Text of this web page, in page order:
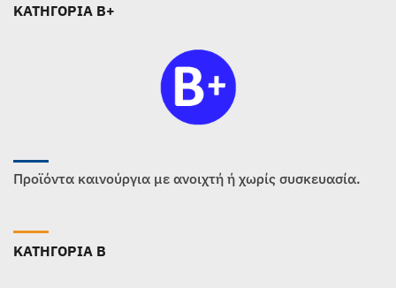
ΚΑΤΗΓΟΡΙΑ B+
Προϊόντα καινούργια με ανοιχτή ή χωρίς συσκευασία.
ΚΑΤΗΓΟΡΙΑ B